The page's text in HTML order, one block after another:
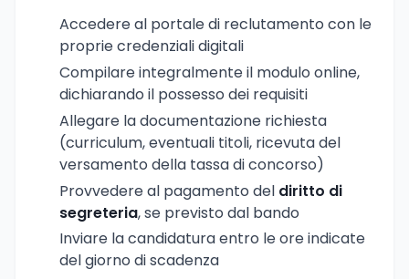
Accedere al portale di reclutamento con le
proprie credenziali digitali
Compilare integralmente il modulo online,
dichiarando il possesso dei requisiti
Allegare la documentazione richiesta
(curriculum, eventuali titoli, ricevuta del
versamento della tassa di concorso)
Provvedere al pagamento del diritto di
segreteria, se previsto dal bando
Inviare la candidatura entro le ore indicate
del giorno di scadenza